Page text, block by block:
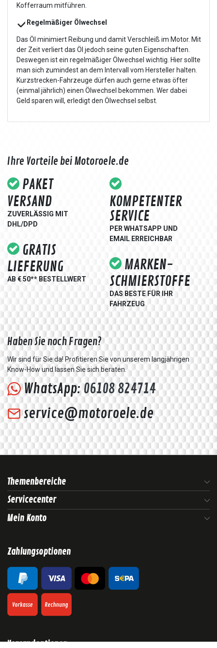
Kofferraum mitführen.
Regelmäßiger Ölwechsel
Das Öl minimiert Reibung und damit Verschleiß im Motor. Mit
der Zeit verliert das Öl jedoch seine guten Eigenschaften.
Deswegen ist ein regelmäßiger Ölwechsel wichtig. Hier sollte
man sich zumindest an dem Intervall vom Hersteller halten.
Kurzstrecken-Fahrzeuge dürfen auch gerne etwas öfter
(einmal jährlich) einen Ölwechsel bekommen. Wer dabei
Geld sparen will, erledigt den Ölwechsel selbst.
Ihre Vorteile bei Motoroele.de
PAKET
VERSAND
ZUVERLÄSSIG MIT
DHL/DPD
GRATIS
LIEFERUNG
AB € 50** BESTELLWERT
KOMPETENTER
SERVICE
PER WHATSAPP UND
EMAIL ERREICHBAR
MARKEN-
SCHMIERSTOFFE
DAS BESTE FÜR IHR
FAHRZEUG
Haben Sie noch Fragen?
Wir sind für Sie da! Profitieren Sie von unserem langjährigen
Know-How und lassen Sie sich beraten.
WhatsApp:06108 824714
service@motoroele.de
Themenbereiche
Servicecenter
Mein Konto
Zahlungsoptionen
Versandoptionen